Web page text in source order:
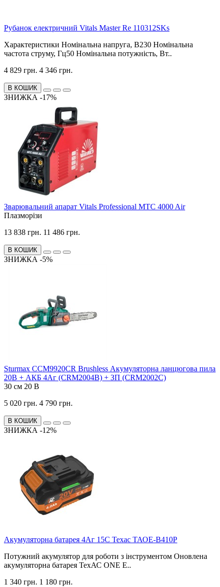
Рубанок електричний Vitals Master Re 110312SKs
Характеристики Номінальна напруга, В230 Номінальна
частота струму, Гц50 Номінальна потужність, Вт..
4 829 грн. 4 346 грн.
В КОШИК
ЗНИЖКА -17%
Зварювальний апарат Vitals Professional MTC 4000 Air
Плазморізи
13 838 грн. 11 486 грн.
В КОШИК
ЗНИЖКА -5%
Sturmax CCM9920CR Brushless Акумуляторна ланцюгова пила
20В + АКБ 4Аг (CRM2004B) + ЗП (CRM2002С)
30 см 20 В
5 020 грн. 4 790 грн.
В КОШИК
ЗНИЖКА -12%
Акумуляторна батарея 4Аг 15С Техас ТАОЕ-B410P
Потужний акумулятор для роботи з інструментом Оновлена
акумуляторна батарея ТехАС ONE E..
1 340 грн. 1 180 грн.